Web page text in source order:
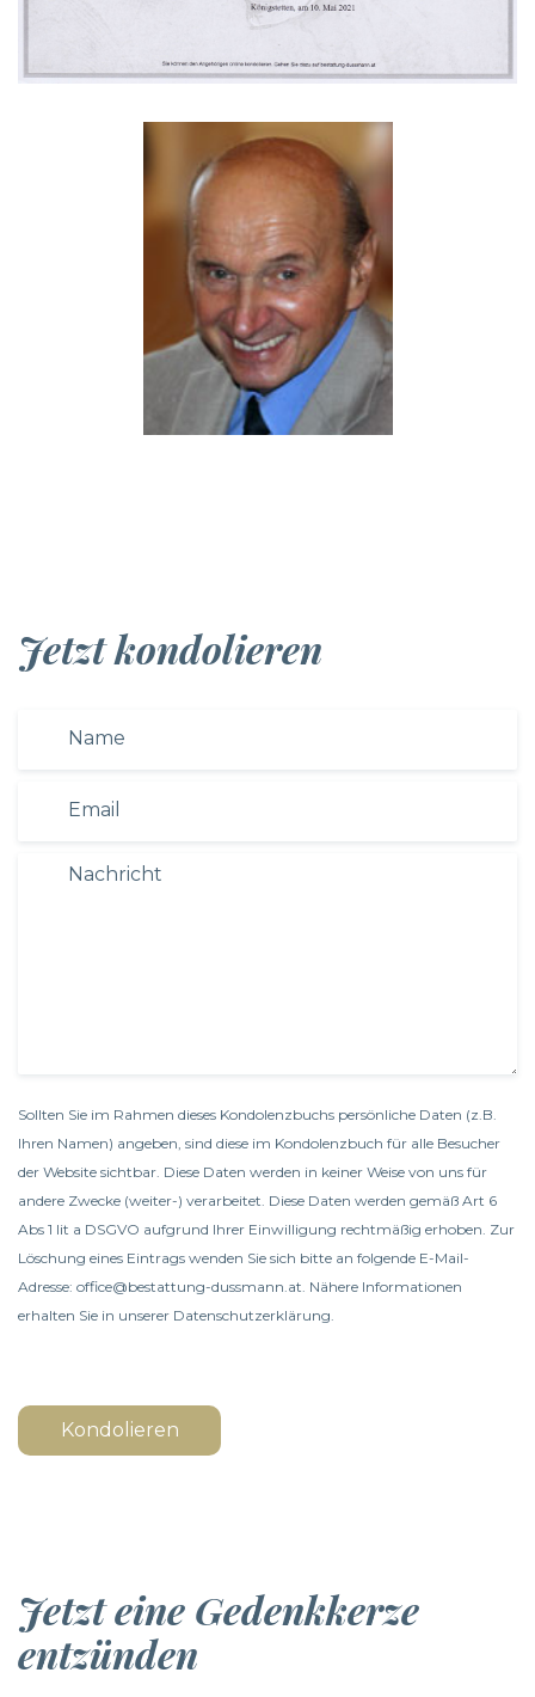
Jetzt kondolieren
Sollten Sie im Rahmen dieses Kondolenzbuchs persönliche Daten (z.B.
Ihren Namen) angeben, sind diese im Kondolenzbuch für alle Besucher
der Website sichtbar. Diese Daten werden in keiner Weise von uns für
andere Zwecke (weiter-) verarbeitet. Diese Daten werden gemäß Art 6
Abs 1 lit a DSGVO aufgrund Ihrer Einwilligung rechtmäßig erhoben. Zur
Löschung eines Eintrags wenden Sie sich bitte an folgende E-Mail-
Adresse: office@bestattung-dussmann.at. Nähere Informationen
erhalten Sie in unserer Datenschutzerklärung
Kondolieren
Jetzt eine Gedenkkerze
entzünden